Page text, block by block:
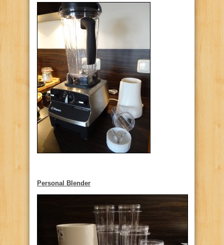
Personal Blender